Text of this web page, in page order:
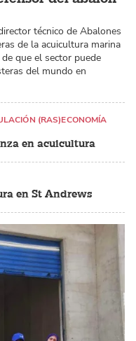
técnico de Abalones
de la acuicultura marina
que el sector puede
del mundo en
en acuicultura
(RAS)ECONOMÍA
en St Andrews